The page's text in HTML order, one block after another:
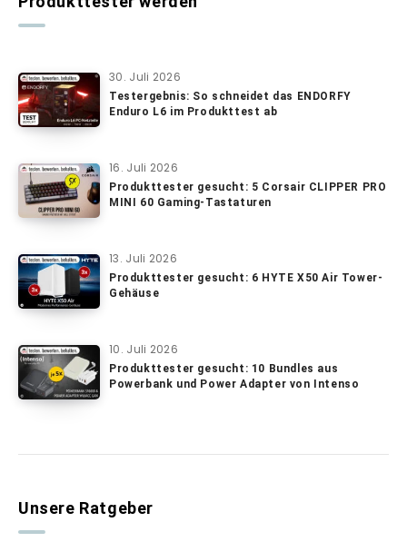
30. Juli 2026
Testergebnis: So schneidet das ENDORFY
Enduro L6 im Produkttest ab
16. Juli 2026
Produkttester gesucht: 5 Corsair CLIPPER PRO
MINI 60 Gaming-Tastaturen
13. Juli 2026
Produkttester gesucht: 6 HYTE X50 Air Tower-
Gehäuse
10. Juli 2026
Produkttester gesucht: 10 Bundles aus
Powerbank und Power Adapter von Intenso
Unsere Ratgeber